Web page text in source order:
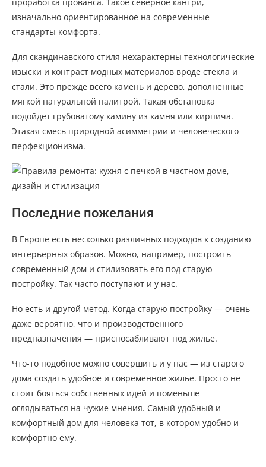
изначально ориентированное на современные
стандарты комфорта.
Для скандинавского стиля нехарактерны технологические
изыски и контраст модных материалов вроде стекла и
стали. Это прежде всего камень и дерево, дополненные
мягкой натуральной палитрой. Такая обстановка
подойдет грубоватому камину из камня или кирпича.
Этакая смесь природной асимметрии и человеческого
перфекционизма.
Последние пожелания
В Европе есть несколько различных подходов к созданию
интерьерных образов. Можно, например, построить
современный дом и стилизовать его под старую
постройку. Так часто поступают и у нас.
Но есть и другой метод. Когда старую постройку — очень
даже вероятно, что и производственного
предназначения — приспосабливают под жилье.
Что-то подобное можно совершить и у нас — из старого
дома создать удобное и современное жилье. Просто не
стоит бояться собственных идей и поменьше
оглядываться на чужие мнения. Самый удобный и
комфортный дом для человека тот, в котором удобно и
комфортно ему.